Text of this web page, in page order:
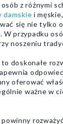
z różnymi
damskie i
się nie tylko
przypadku
noszeniu
doskonałe
oferować
ważne w